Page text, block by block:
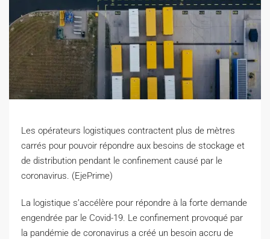
Les opérateurs logistiques contractent plus de mètres
carrés pour pouvoir répondre aux besoins de stockage et
de distribution pendant le confinement causé par le
coronavirus. (EjePrime)
L a logistique s’accélère pour répondre à la forte demande
engendrée par le Covid-19. Le confinement provoqué par
la pandémie de coronavirus a créé un besoin accru de